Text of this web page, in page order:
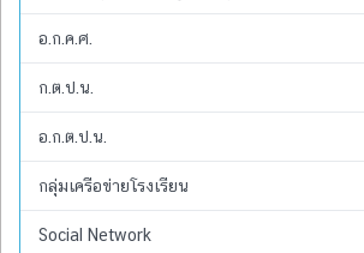
อ.ก.ค.ศ.
ก.ต.ป.น.
อ.ก.ต.ป.น.
กลุ่มเครือข่ายโรงเรียน
Social Network